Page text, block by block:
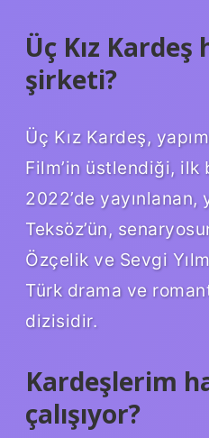
Üç Kız Kardeş
şirketi?
Üç Kız Kardeş,
Film’in üstlendiği, ilk
2022’de
Teksöz’ün,
Özçelik ve Sevgi
Türk drama ve
dizisidir.
Kardeşlerim
çalışıyor?